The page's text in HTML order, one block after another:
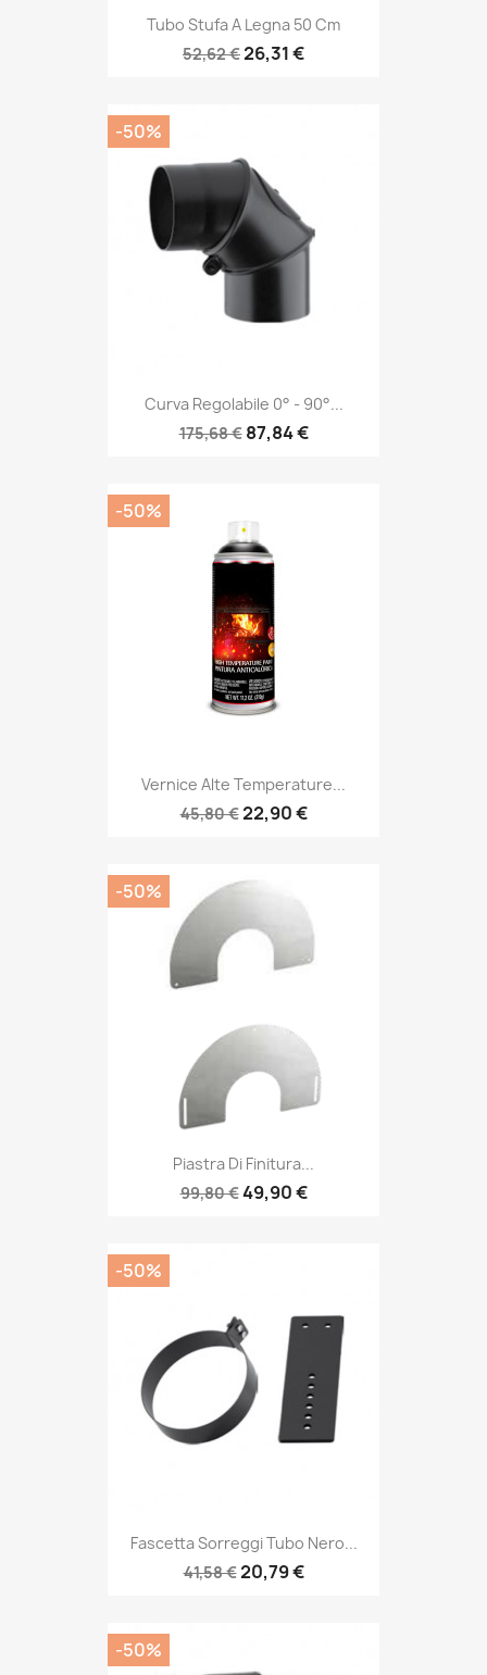
Tubo Stufa A Legna 50 Cm
52,62 €26,31 €
Curva Regolabile 0° - 90°...
175,68 € 87,84 €
-50%
Vernice Alte Temperature...
45,80 €22,90 €
-50%
Piastra Di Finitura...
99,80 €49,90 €
-50%
Fascetta Sorreggi Tubo Nero...
41,58 €20,79 €
-50%
-50%